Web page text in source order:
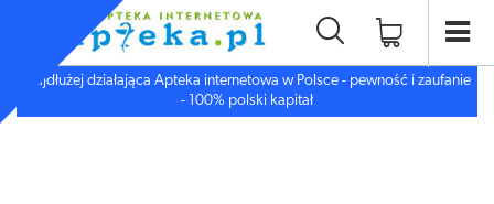
Najdłużej działająca Apteka internetowa w Polsce - pewność i zaufanie
- 100% polski kapitał